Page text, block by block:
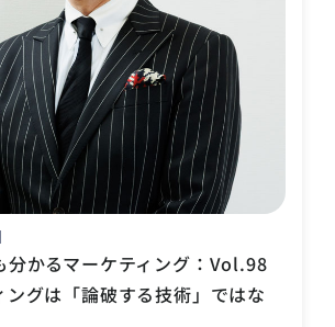
分かるマーケティング：Vol.98
ングは「論破する技術」ではな